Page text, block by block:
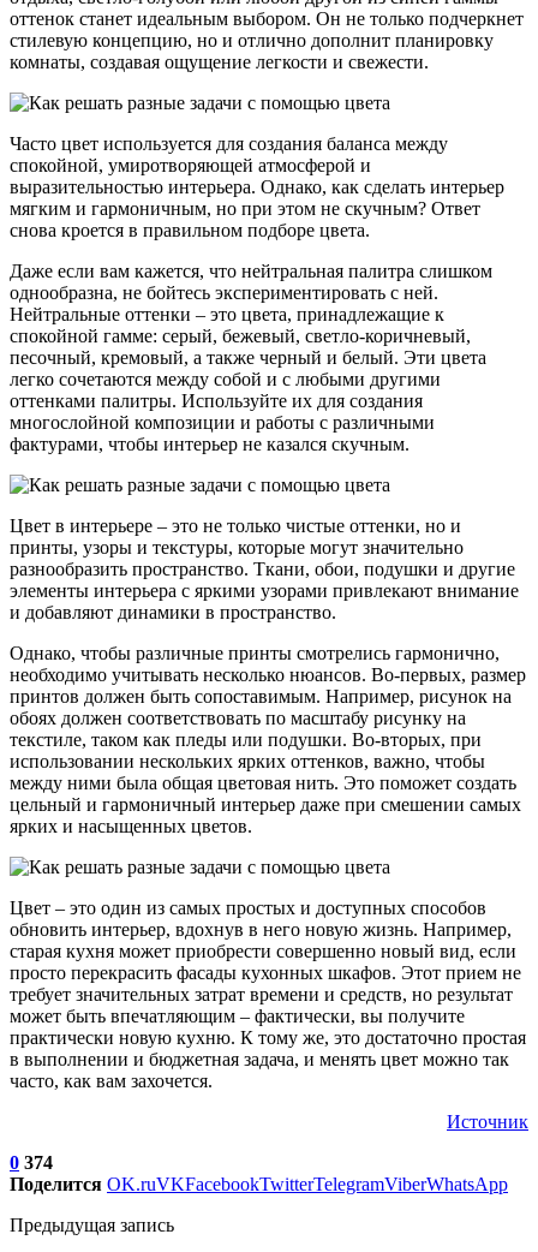
оттенок станет идеальным выбором. Он не только подчеркнет
стилевую концепцию, но и отлично дополнит планировку
комнаты, создавая ощущение легкости и свежести.
Часто цвет используется для создания баланса между
спокойной, умиротворяющей атмосферой и
выразительностью интерьера. Однако, как сделать интерьер
мягким и гармоничным, но при этом не скучным? Ответ
снова кроется в правильном подборе цвета.
Даже если вам кажется, что нейтральная палитра слишком
однообразна, не бойтесь экспериментировать с ней.
Нейтральные оттенки – это цвета, принадлежащие к
спокойной гамме: серый, бежевый, светло-коричневый,
песочный, кремовый, а также черный и белый. Эти цвета
легко сочетаются между собой и с любыми другими
оттенками палитры. Используйте их для создания
многослойной композиции и работы с различными
фактурами, чтобы интерьер не казался скучным.
Цвет в интерьере – это не только чистые оттенки, но и
принты, узоры и текстуры, которые могут значительно
разнообразить пространство. Ткани, обои, подушки и другие
элементы интерьера с яркими узорами привлекают внимание
и добавляют динамики в пространство.
Однако, чтобы различные принты смотрелись гармонично,
необходимо учитывать несколько нюансов. Во-первых, размер
принтов должен быть сопоставимым. Например, рисунок на
обоях должен соответствовать по масштабу рисунку на
текстиле, таком как пледы или подушки. Во-вторых, при
использовании нескольких ярких оттенков, важно, чтобы
между ними была общая цветовая нить. Это поможет создать
цельный и гармоничный интерьер даже при смешении самых
ярких и насыщенных цветов.
Цвет – это один из самых простых и доступных способов
обновить интерьер, вдохнув в него новую жизнь. Например,
старая кухня может приобрести совершенно новый вид, если
просто перекрасить фасады кухонных шкафов. Этот прием не
требует значительных затрат времени и средств, но результат
может быть впечатляющим – фактически, вы получите
практически новую кухню. К тому же, это достаточно простая
в выполнении и бюджетная задача, и менять цвет можно так
часто, как вам захочется.
Источник
0 374
Поделится OK.ruVKFacebookTwitterTelegramViberWhatsApp
Предыдущая запись